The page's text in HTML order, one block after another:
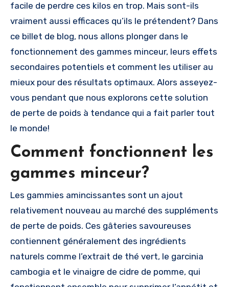
facile de perdre ces kilos en trop. Mais sont-ils
vraiment aussi efficaces qu’ils le prétendent? Dans
ce billet de blog, nous allons plonger dans le
fonctionnement des gammes minceur, leurs effets
secondaires potentiels et comment les utiliser au
mieux pour des résultats optimaux. Alors asseyez-
vous pendant que nous explorons cette solution
de perte de poids à tendance qui a fait parler tout
le monde!
Comment fonctionnent les
gammes minceur?
Les gammies amincissantes sont un ajout
relativement nouveau au marché des suppléments
de perte de poids. Ces gâteries savoureuses
contiennent généralement des ingrédients
naturels comme l’extrait de thé vert, le garcinia
cambogia et le vinaigre de cidre de pomme, qui